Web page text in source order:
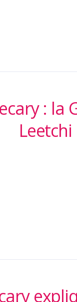
: la
Leetchi